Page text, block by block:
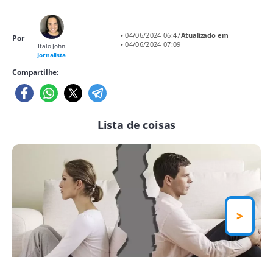
Por
Italo John
Jornalista
• 04/06/2024 06:47Atualizado em
• 04/06/2024 07:09
Compartilhe:
Lista de coisas
>